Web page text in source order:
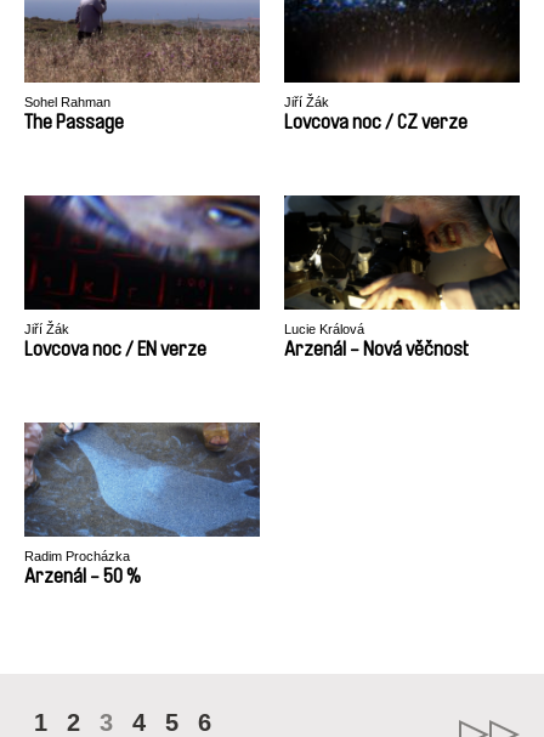
Sohel Rahman
The Passage
Jiří Žák
Lovcova noc / CZ verze
Jiří Žák
Lovcova noc / EN verze
Lucie Králová
Arzenál - Nová věčnost
Radim Procházka
Arzenál - 50 %
1 2 3 4 5 6